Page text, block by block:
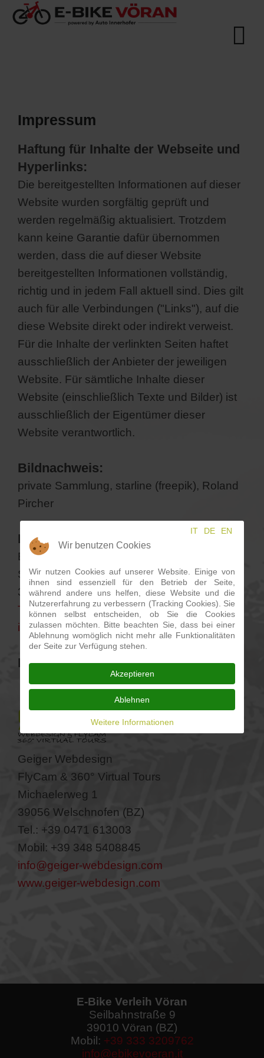
Impressum
Haftung für Inhalte der Webseite und
Hyperlinks:
Die bereitgestellten Informationen auf dieser
Website wurden sorgfältig geprüft und
werden regelmäßig aktualisiert. Trotzdem
kann keine Garantie dafür übernommen
werden, dass die auf dieser Website
bereitgestellten Informationen vollständig,
richtig und in jedem Fall aktuell sind. Dies gilt
auch für alle Verbindungen ("Links"), auf die
diese Website direkt oder indirekt verweist.
Für die Inhalte der verlinkten Seiten haftet
ausschließlich der Anbieter der jeweiligen
Website. Für sämtliche Inhalte dieser
Website (einschließlich Texte und Bilder) ist
ausschließlich der Eigentümer dieser
Website verantwortlich.
Bildnachweis:
private Sammlung, starline (freepik), Roland
Pircher
Inhaber der Datenverarbeitung:
E-Bike Verleih Vöran
Seilbahnstraße 9
39010 Vöran (BZ)
Tel.+39 333 3209762
info@ebikevoeran.it
Konzept, Programmierung & Design:
Geiger Webdesign
FlyCam & 360° Virtual Tours
Michaelerweg 1
39056 Welschnofen (BZ)
Tel.: +39 0471 613003
Mobil: +39 348 5408845
info@geiger-webdesign.com
www.geiger-webdesign.com
E-Bike Verleih Vöran
Seilbahnstraße 9
39010 Vöran (BZ)
Mobil: +39 333 3209762
info@ebikevoeran.it
Wir benutzen Cookies
IT DE EN
Wir nutzen Cookies auf unserer Website. Einige von
ihnen sind essenziell für den Betrieb der Seite,
während andere uns helfen, diese Website und die
Nutzererfahrung zu verbessern (Tracking Cookies). Sie
können selbst entscheiden, ob Sie die Cookies
zulassen möchten. Bitte beachten Sie, dass bei einer
Ablehnung womöglich nicht mehr alle Funktionalitäten
der Seite zur Verfügung stehen.
Akzeptieren
Ablehnen
Weitere Informationen